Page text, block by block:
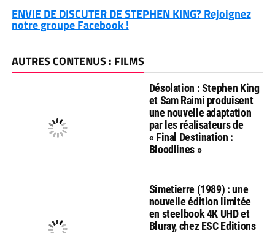
ENVIE DE DISCUTER DE STEPHEN KING? Rejoignez
notre groupe Facebook !
AUTRES CONTENUS : FILMS
Désolation : Stephen King
et Sam Raimi produisent
une nouvelle adaptation
par les réalisateurs de
« Final Destination :
Bloodlines »
Simetierre (1989) : une
nouvelle édition limitée
en steelbook 4K UHD et
Bluray, chez ESC Editions